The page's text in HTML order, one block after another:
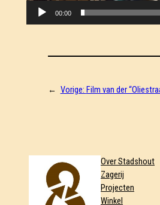
00:00
← Vorige: Film van der
Over Stadshout
Zagerij
Projecten
Winkel